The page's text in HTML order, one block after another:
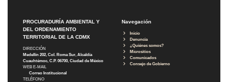
PROCURADURÍA AMBIENTAL Y
DEL ORDENAMIENTO
TERRITORIAL DE LA CDMX
DIRECCIÓN
Medellín 202, Col. Roma Sur, Alcaldía
Cuauhtémoc, C.P. 06700, Ciudad de México
WEB E-MAIL
Correo Institucional
TELÉFONO
Navegación
Inicio
Denuncia
¿Quiénes somos?
Micrositios
Comunicados
Consejo de Gobierno